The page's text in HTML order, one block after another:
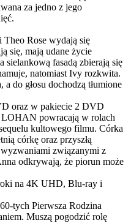
za jedno z jego
Rose wydają się
się, mają udane życie
sielankową fasadą zbierają się
natomiast Ivy rozkwita.
do głosu dochodzą tłumione
oraz w pakiecie 2 DVD
powracają w rolach
kultowego filmu. Córka
córkę oraz przyszłą
związanymi z
odkrywają, że piorun może
na 4K UHD, Blu-ray i
tych Pierwsza Rodzina
Muszą pogodzić rolę